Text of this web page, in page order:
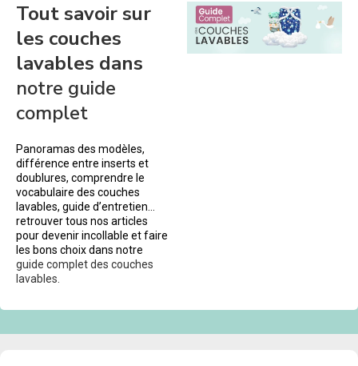
Tout savoir sur
les couches
lavables dans
notre guide
complet
Panoramas des modèles,
différence entre inserts et
doublures, comprendre le
vocabulaire des couches
lavables, guide d’entretien…
retrouver tous nos articles
pour devenir incollable et faire
les bons choix dans notre
guide complet des couches
lavables.